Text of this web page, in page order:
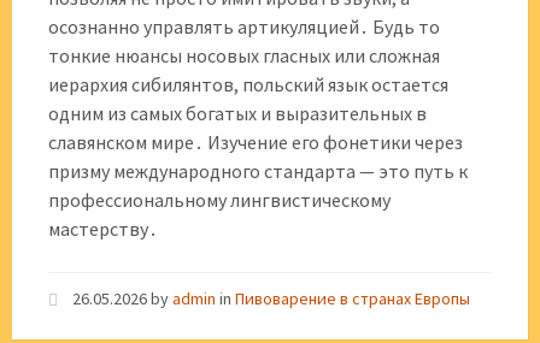
осознанно управлять артикуляцией․ Будь то
тонкие нюансы носовых гласных или сложная
иерархия сибилянтов, польский язык остается
одним из самых богатых и выразительных в
славянском мире․ Изучение его фонетики через
призму международного стандарта — это путь к
профессиональному лингвистическому
мастерству․
26.05.2026byadmin in Пивоварение в странах Европы